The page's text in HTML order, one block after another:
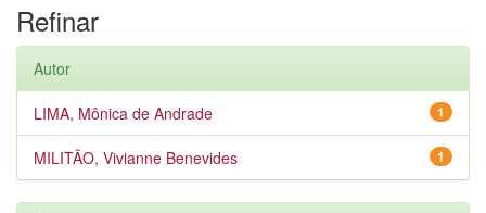
Refinar
Autor
1
LIMA, Mônica de Andrade
1
MILITÃO, Vivianne Benevides